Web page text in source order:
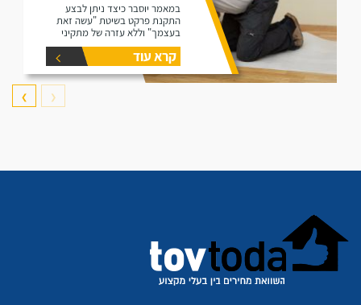
במאמר יוסבר כיצד ניתן לבצע
התקנת פרקט בשיטת "עשה זאת
בעצמך" וללא עזרה של מתקיני
פרקטים.
קרא עוד
❮
❯